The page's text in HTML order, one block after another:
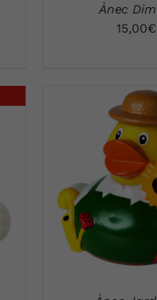
Ànec
15,00€
VISTA